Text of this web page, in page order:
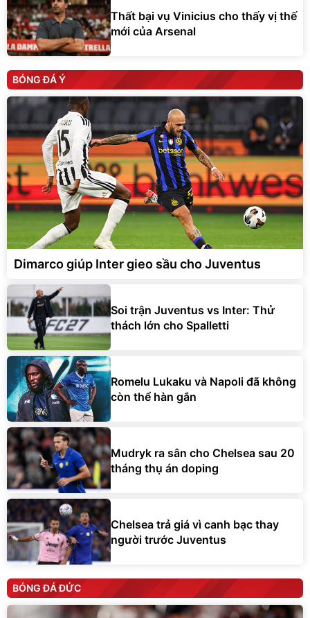
Thất bại vụ Vinicius cho thấy vị thế
mới của Arsenal
BÓNG ĐÁ Ý
Dimarco giúp Inter gieo sầu cho Juventus
Soi trận Juventus vs Inter: Thử
thách lớn cho Spalletti
Romelu Lukaku và Napoli đã không
còn thể hàn gắn
Mudryk ra sân cho Chelsea sau 20
tháng thụ án doping
Chelsea trả giá vì canh bạc thay
người trước Juventus
BÓNG ĐÁ ĐỨC